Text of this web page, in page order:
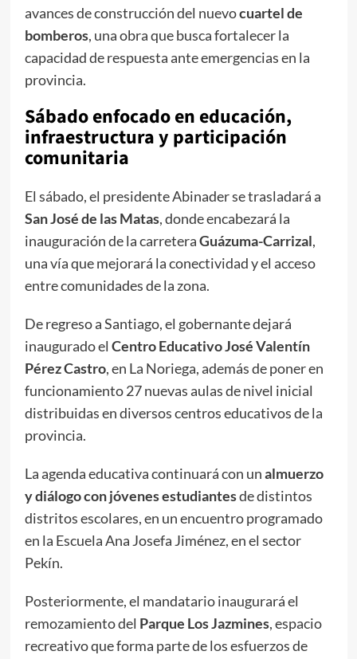
avances de construcción del nuevocuartel de
bomberos, una obra que busca fortalecer la
capacidad de respuesta ante emergencias en la
provincia.
Sábado enfocado en educación,
infraestructura y participación
comunitaria
El sábado, el presidente Abinader se trasladará a
San José de las Matas, donde encabezará la
inauguración de la carreteraGuázuma-Carrizal,
una vía que mejorará la conectividad y el acceso
entre comunidades de la zona.
De regreso a Santiago, el gobernante dejará
inaugurado el Centro Educativo José Valentín
Pérez Castro, en La Noriega, además de poner en
funcionamiento 27 nuevas aulas de nivel inicial
distribuidas en diversos centros educativos de la
provincia.
La agenda educativa continuará con unalmuerzo
y diálogo con jóvenes estudiantesde distintos
distritos escolares, en un encuentro programado
en la Escuela Ana Josefa Jiménez, en el sector
Pekín.
Posteriormente, el mandatario inaugurará el
remozamiento del Parque Los Jazmines, espacio
recreativo que forma parte de los esfuerzos de